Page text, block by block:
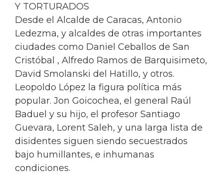
Y TORTURADOS
Desde el Alcalde de Caracas, Antonio
Ledezma, y alcaldes de otras importantes
ciudades como Daniel Ceballos de San
Cristóbal , Alfredo Ramos de Barquisimeto,
David Smolanski del Hatillo, y otros.
Leopoldo López la figura política más
popular. Jon Goicochea, el general Raúl
Baduel y su hijo, el profesor Santiago
Guevara, Lorent Saleh, y una larga lista de
disidentes siguen siendo secuestrados
bajo humillantes, e inhumanas
condiciones.